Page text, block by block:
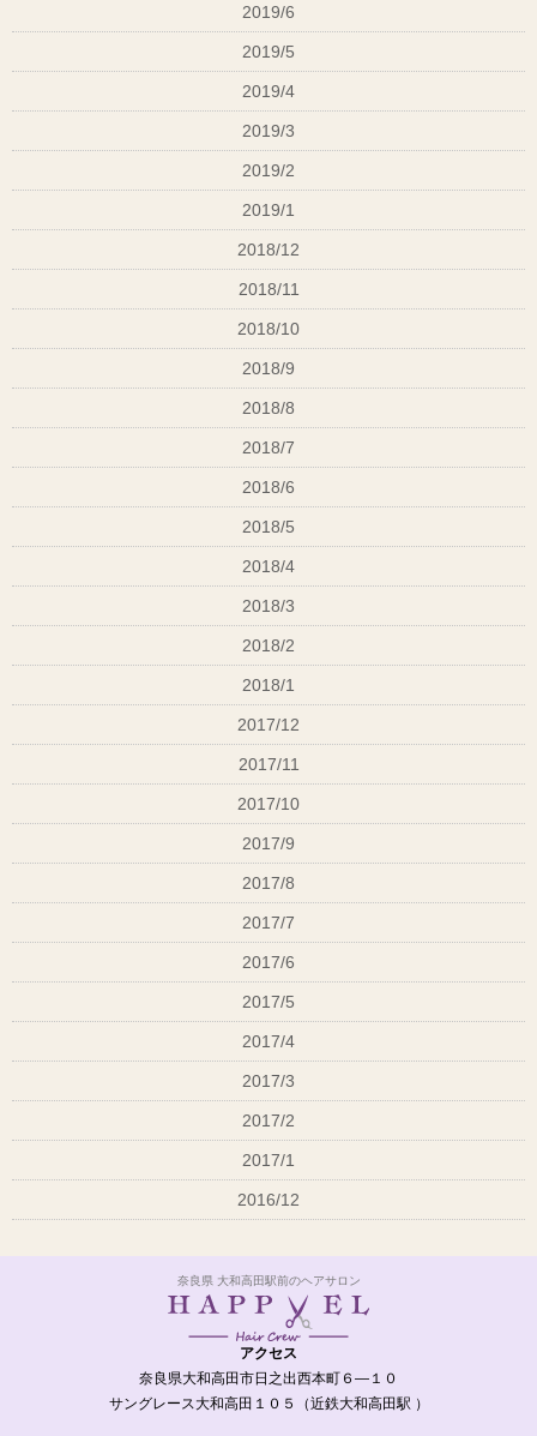
2019/6
2019/5
2019/4
2019/3
2019/2
2019/1
2018/12
2018/11
2018/10
2018/9
2018/8
2018/7
2018/6
2018/5
2018/4
2018/3
2018/2
2018/1
2017/12
2017/11
2017/10
2017/9
2017/8
2017/7
2017/6
2017/5
2017/4
2017/3
2017/2
2017/1
2016/12
奈良県 大和高田駅前のヘアサロン
アクセス
奈良県大和高田市日之出西本町６―１０
サングレース大和高田１０５（近鉄大和高田駅 ）